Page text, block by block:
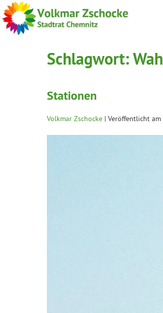
Schlagwort:
Stationen
Volkmar Zschocke | Veröffentlicht am